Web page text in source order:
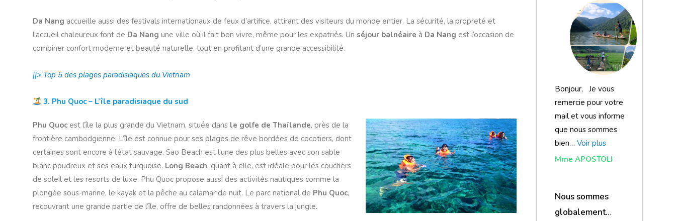
Da Nang accueille aussi des festivals internationaux de feux d’artifice, attirant des visiteurs du monde entier. La sécurité, la propreté et
l’accueil chaleureux font de Da Nang une ville où il fait bon vivre, même pour les expatriés. Un séjour balnéaire à Da Nang est l’occasion de
combiner confort moderne et beauté naturelle, tout en profitant d’une grande accessibilité.
||> Top 5 des plages paradisiaques du Vietnam
3. Phu Quoc – L’île paradisiaque du sud
Phu Quoc est l’île la plus grande du Vietnam, située dans le golfe de Thaïlande, près de la
frontière cambodgienne. L’île est connue pour ses plages de rêve bordées de cocotiers, dont
certaines sont encore à l’état sauvage. Sao Beach est l’une des plus belles avec son sable
blanc poudreux et ses eaux turquoise. Long Beach, quant à elle, est idéale pour les couchers
de soleil et les resorts de luxe. Phu Quoc propose aussi des activités nautiques comme la
plongée sous-marine, le kayak et la pêche au calamar de nuit. Le parc national de Phu Quoc,
recouvrant une grande partie de l’île, offre de belles randonnées à travers la jungle.
Bonjour, Je vous
remercie pour votre
mail et vous informe
que nous sommes
bien… Voir plus
Mme APOSTOLI
Nous sommes
globalement